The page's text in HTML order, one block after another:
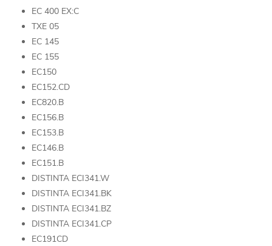
EC 400 EX:C
TXE 05
EC 145
EC 155
EC150
EC152.CD
EC820.B
EC156.B
EC153.B
EC146.B
EC151.B
DISTINTA ECI341.W
DISTINTA ECI341.BK
DISTINTA ECI341.BZ
DISTINTA ECI341.CP
EC191CD